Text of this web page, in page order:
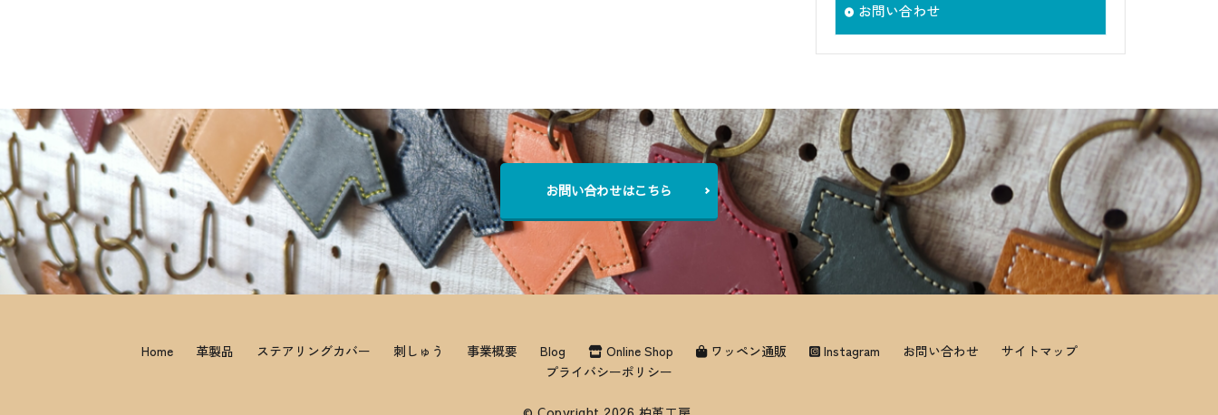
お問い合わせ
お問い合わせはこちら
Home 革製品 ステアリングカバー 刺しゅう 事業概要 Blog Online Shop ワッペン通販 Instagram お問い合わせ
サイトマップ
プライバシーポリシー